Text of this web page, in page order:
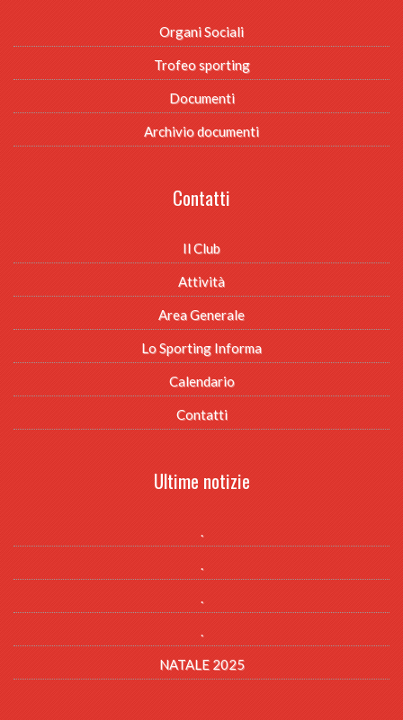
Organi Sociali
Trofeo sporting
Documenti
Archivio documenti
Contatti
Il Club
Attività
Area Generale
Lo Sporting Informa
Calendario
Contatti
Ultime notizie
.
.
.
.
NATALE 2025